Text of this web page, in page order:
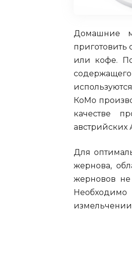
Домашние
или кофе.
КоМо
качестве
австрийских
Для
жернова,
жерновов не
измельчении